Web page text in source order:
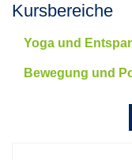
Kursbereiche
Yoga und
Bewegung und